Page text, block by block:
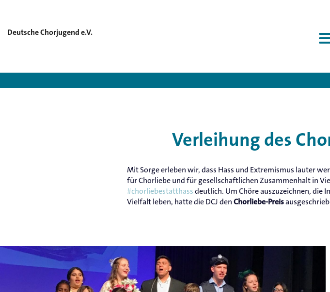
Deutsche Chorjugend e.V.
Verleihung des
Mit Sorge erleben wir, dass Hass und Extremismus lauter
für Chorliebe und für gesellschaftlichen Zusammenhalt in
#chorliebestatthassdeutlich. Um Chöre auszuzeichnen,
Vielfalt leben, hatte die DCJ den Chorliebe-Preis